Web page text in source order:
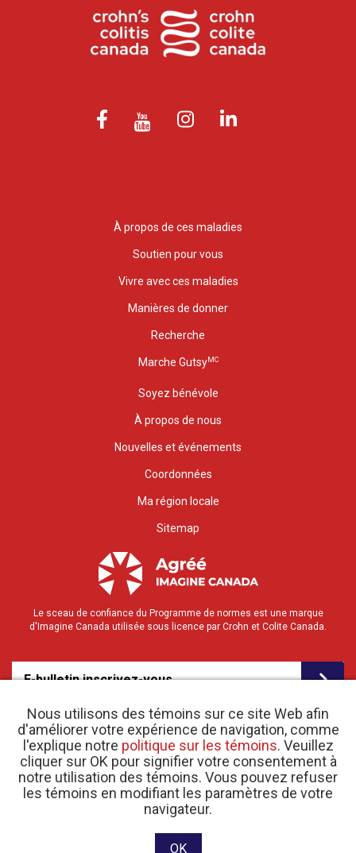
Nous utilisons des témoins sur ce site Web afin
d'améliorer votre expérience de navigation, comme
l'explique notre politique sur les témoins. Veuillez
cliquer sur OK pour signifier votre consentement à
notre utilisation des témoins. Vous pouvez refuser
les témoins en modifiant les paramètres de votre
navigateur.
OK
À propos de ces maladies
Soutien pour vous
Vivre avec ces maladies
Manières de donner
Recherche
Marche GutsyMC
Soyez bénévole
À propos de nous
Nouvelles et événements
Coordonnées
Ma région locale
Sitemap
Le sceau de confiance du Programme de normes est une marque
d'Imagine Canada utilisée sous licence par Crohn et Colite Canada.
E-bulletin inscrivez-vous
© 2026 Crohn et Colite Canada |Politique de confidentialité
d’organisme de bienfaisance 11883 1486 RR 0001
Site web conçu et développé par raisin Software.